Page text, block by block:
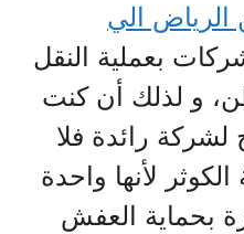
الي
بعملية النقل
و لذلك أن كنت
لشركة رائدة فلا
لأنها واحدة
بحماية العفش